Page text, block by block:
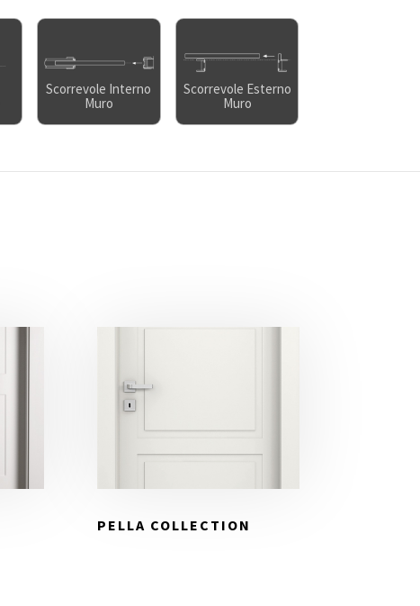
Scorrevole Interno
Muro
Scorrevole Esterno
Muro
PELLA COLLECTION